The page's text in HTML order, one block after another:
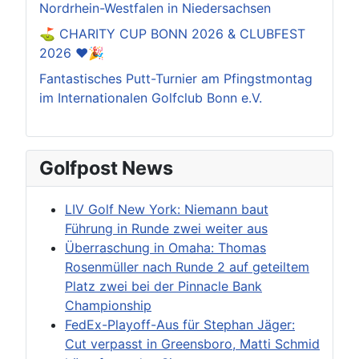
Nordrhein-Westfalen in Niedersachsen
⛳️ CHARITY CUP BONN 2026 & CLUBFEST
2026 ❤️🎉
Fantastisches Putt-Turnier am Pfingstmontag
im Internationalen Golfclub Bonn e.V.
Golfpost News
LIV Golf New York: Niemann baut
Führung in Runde zwei weiter aus
Überraschung in Omaha: Thomas
Rosenmüller nach Runde 2 auf geteiltem
Platz zwei bei der Pinnacle Bank
Championship
FedEx-Playoff-Aus für Stephan Jäger:
Cut verpasst in Greensboro, Matti Schmid